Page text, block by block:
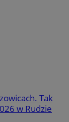
Tak
w Rudzie